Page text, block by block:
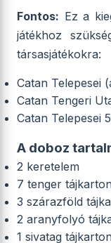
Fontos: Ez a
játékhoz
társasjátékokra:
Catan Telepesei
Catan Tengeri
Catan Telepesei
A doboz
2 keretelem
7 tenger
3 szárazföld
2 aranyfolyó
1 sivatag